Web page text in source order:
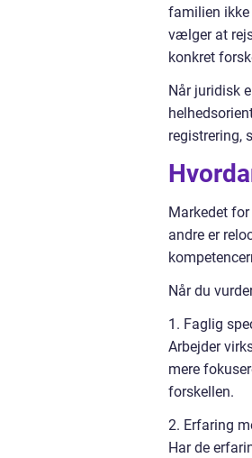
familien ikke
vælger at
konkret
Når juridisk
registrering,
Markedet
andre er
Når du
1. Faglig
Arbejder
mere
forskellen.
2. Erfaring
Har de